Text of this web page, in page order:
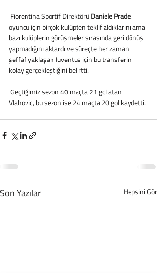
Fiorentina Sportif Direktörü Daniele Prade,
oyuncu için birçok kulüpten teklif aldıklarını ama
bazı kulüplerin görüşmeler sırasında geri dönüş
yapmadığını aktardı ve süreçte her zaman
şeffaf yaklaşan Juventus için bu transferin
kolay gerçekleştiğini belirtti.
Vlahovic, bu sezon ise 24 maçta 20 gol kaydetti.
Son Yazılar Hepsini Gör